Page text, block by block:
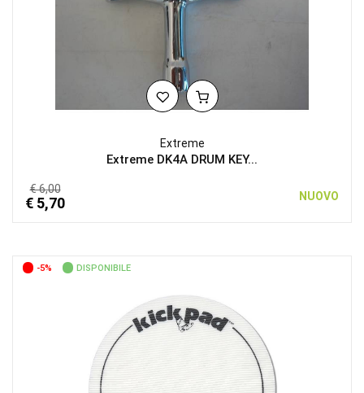
Extreme
Extreme DK4A DRUM KEY...
€ 6,00
€ 5,70 NUOVO
-5% DISPONIBILE